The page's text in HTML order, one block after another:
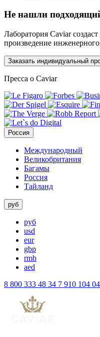
Не нашли
Лаборатория Caviar
произведение инженерного
Заказать индивидуальный
Пресса о Caviar
Россия
Международный
Великобритания
Багамы
Россия
Тайланд
руб
руб
usd
eur
gbp
rmb
aed
8 800 333 48 34 7 910 104